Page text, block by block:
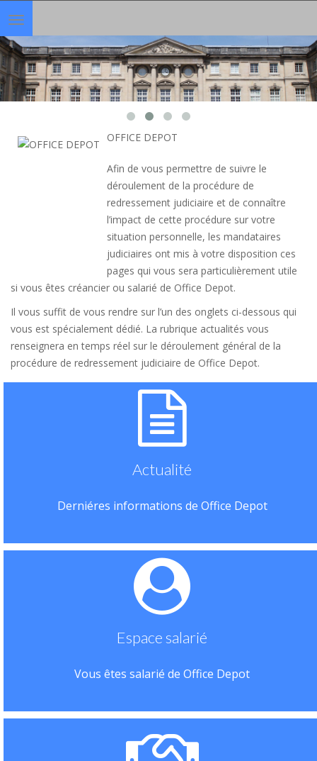
Toggle
navigation
OFFICE DEPOT
Afin de vous permettre de suivre le
déroulement de la procédure de
redressement judiciaire et de connaître
l’impact de cette procédure sur votre
situation personnelle, les mandataires
judiciaires ont mis à votre disposition ces
pages qui vous sera particulièrement utile
si vous êtes créancier ou salarié de Office Depot.
Il vous suffit de vous rendre sur l’un des onglets ci-dessous qui
vous est spécialement dédié. La rubrique actualités vous
renseignera en temps réel sur le déroulement général de la
procédure de redressement judiciaire de Office Depot.
Actualité
Derniéres informations de Office Depot
Espace salarié
Vous êtes salarié de Office Depot